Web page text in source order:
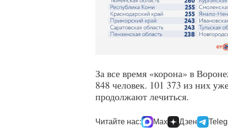
За все время «корона» в
848 человек. 101 373 из них
продолжают лечиться.
Читайте нас: Max Дзен